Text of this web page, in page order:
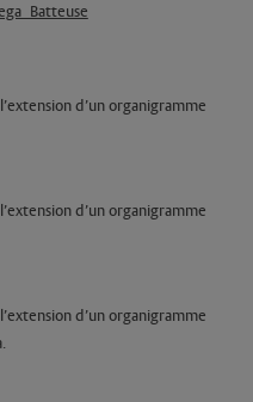
d’un organigramme
d’un organigramme
d’un organigramme